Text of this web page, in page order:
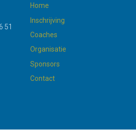
51
Home
Inschrijving
Coaches
Organisatie
Sponsors
Contact